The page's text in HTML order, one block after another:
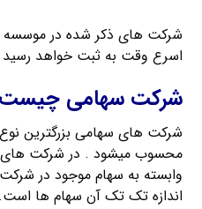
شرکت های ذکر شده در موسسه
اسرع وقت به ثبت خواهد
شرکت سهامی
شرکت های سهامی بزرگترین
محسوب میشود . در شرکت
وابسته به سهام موجود در
اندازه تک تک آن سهام ها است.